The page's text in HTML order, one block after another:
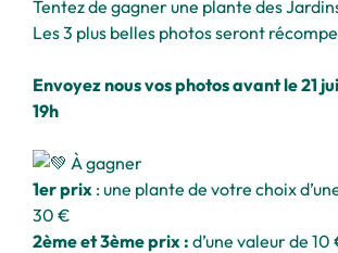
Tentez de gagner une plante des
Les 3 plus belles photos seront
Envoyez nous vos photos avant le 21
19h
À gagner
1er prix : une plante de votre choix
30 €
2ème et 3ème prix : d’une valeur de 10